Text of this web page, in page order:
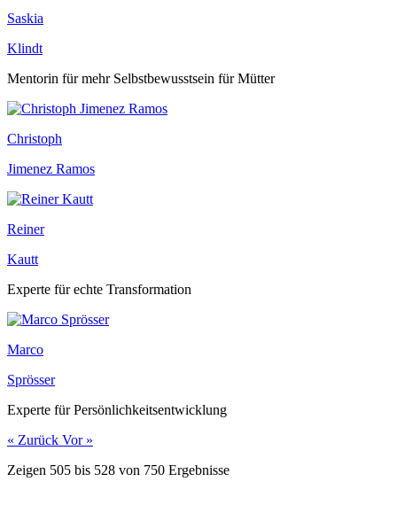
Saskia
Klindt
Mentorin für mehr Selbstbewusstsein für Mütter
Christoph
Jimenez Ramos
Reiner
Kautt
Experte für echte Transformation
Marco
Sprösser
Experte für Persönlichkeitsentwicklung
« Zurück Vor »
Zeigen 505 bis 528 von 750 Ergebnisse